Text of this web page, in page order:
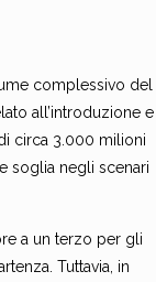
complessivo del
all’introduzione e
circa 3.000 milioni
soglia negli scenari
a un terzo per gli
Tuttavia, in